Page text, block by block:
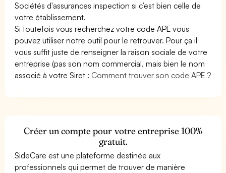
Sociétés d'assurances inspection si c’est bien celle de
votre établissement.
Si toutefois vous recherchez votre code APE vous
pouvez utiliser notre outil pour le retrouver. Pour ça il
vous suffit juste de renseigner la raison sociale de votre
entreprise (pas son nom commercial, mais bien le nom
associé à votre Siret : Comment trouver son code APE ?
Créer un compte pour votre entreprise 100%
gratuit.
SideCare est une plateforme destinée aux
professionnels qui permet de trouver de manière